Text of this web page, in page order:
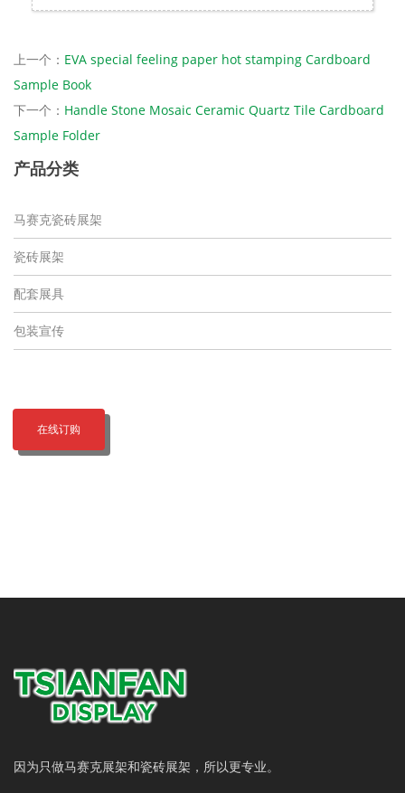
上一个： EVA special feeling paper hot stamping Cardboard
Sample Book
下一个： Handle Stone Mosaic Ceramic Quartz Tile Cardboard
Sample Folder
产品分类
马赛克瓷砖展架
瓷砖展架
配套展具
包装宣传
在线订购
因为只做马赛克展架和瓷砖展架，所以更专业。